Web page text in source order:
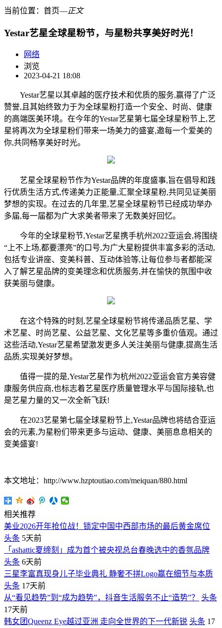
当前位置： 首页―正文
Yestar艺星全球星粉节，与星粉共享美好时光！
网络
浏览
2023-04-21 18:08
Yestar艺星以其卓越的医疗技术和优质的服务,赢得了广泛
赞誉,且其始终致力于为全球星粉打造一个安全、时尚、健康
的高端医美环境。在今年的Yestar艺星第七届全球星粉节上,艺
星将再次为全球星粉们带来一场美力的盛宴,邀每一个爱美的
你,共同畅享美好时光。
艺星全球星粉节作为Yestar品牌的年度盛事,旨在倡导和践
行优质生活方式,传递美力正能量,汇聚全球星粉,共同见证美丽
梦想的实现。在过去的几年里,艺星全球星粉节已经成功举办
多届,每一届都为广大求美者带来了无数美好回忆。
今年的全球星粉节,Yestar艺星携手杭州2022亚运会,将围绕
“上不上场,都要漂亮”的口号,为广大星粉提供丰富多彩的活动,
包括专业讲座、变美科普、互动体验等,让每位参与者都能深
入了解艺星品牌的变美理念和优质服务,并在愉快的氛围中收
获美丽与健康。
在这个特殊的时刻,艺星全球星粉节将传递品质艺星、学
术艺星、时尚艺星、公益艺星、文化艺星等多重价值观。通过
这些活动,Yestar艺星希望激发更多人关注美丽与健康,提高生活
品质,实现美好梦想。
值得一提的是,Yestar艺星作为杭州2022亚运会官方美容健
康服务供应商,也标志着艺星医疗质量管理水平与国际接轨,也
是艺星力量的又一次全新飞跃!
在2023艺星第七届全球星粉节上,Yestar品牌也将结合亚运
会的元素,为星粉们带来更多与运动、健康、美丽息息相关的
变美盛宴!
本文地址：http://www.hzptoutiao.com/meiquan/880.html
相关推荐
美业2026开年抢位战！锁定中国中西部市场的最后黄金席位
头条 5天前
「ashattic夏缔刻」成为首个被央视总台春晚选中的香氛品牌
头条 6天前
三星李富真现身儿子毕业典礼 静奢不拼Logo赢在细节与本质
头条 17天前
从“看见趋势”到“成为趋势”，抖音生活服务不止“造势”？
头条
17天前
韩女团Queenz Eye越过亚洲 走向全世界的下一代新锐 头条 17